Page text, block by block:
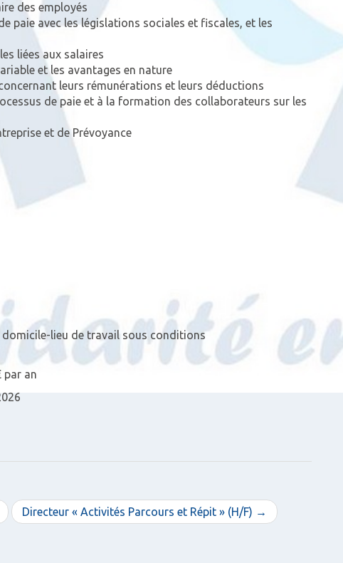
des employés
paie avec les législations sociales et fiscales, et les
liées aux salaires
et les avantages en nature
leurs rémunérations et leurs déductions
de paie et à la formation des collaborateurs sur les
et de Prévoyance
lieu de travail sous conditions
par an
Directeur « Activités Parcours et Répit » (H/F) →